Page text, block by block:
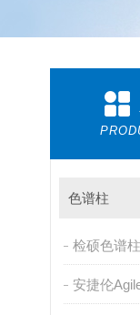
色谱柱
检硕色谱柱
安捷伦